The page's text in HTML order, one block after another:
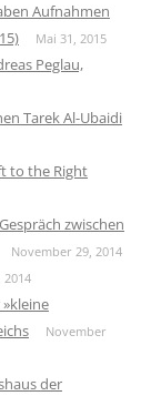
Aufnahmen
Mai 31, 2015
Peglau,
Tarek Al-Ubaidi
to the Right
zwischen
November 29, 2014
2014
November
der